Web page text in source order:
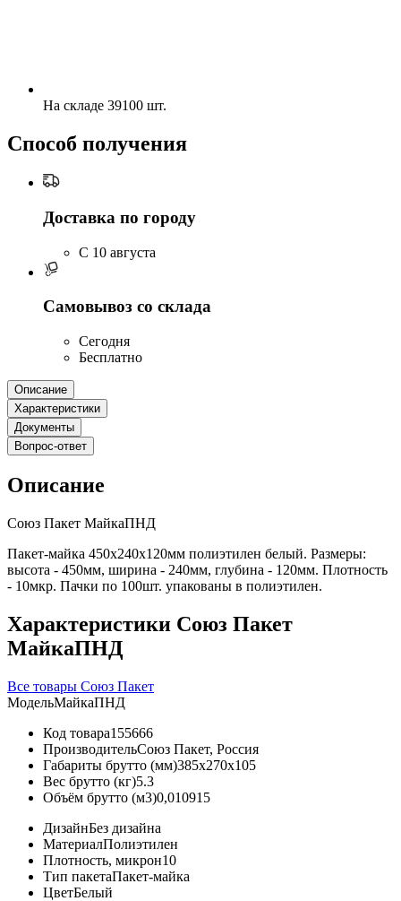
На складе 39100 шт.
Способ получения
Доставка по городу
C 10 августа
Самовывоз со склада
Сегодня
Бесплатно
Описание
Характеристики
Документы
Вопрос-ответ
Описание
Союз Пакет МайкаПНД
Пакет-майка 450х240х120мм полиэтилен белый. Размеры:
высота - 450мм, ширина - 240мм, глубина - 120мм. Плотность
- 10мкр. Пачки по 100шт. упакованы в полиэтилен.
Характеристики Союз Пакет
МайкаПНД
Все товары Союз Пакет
МодельМайкаПНД
Код товара155666
ПроизводительСоюз Пакет, Россия
Габариты брутто (мм)385x270x105
Вес брутто (кг)5.3
Объём брутто (м3)0,010915
ДизайнБез дизайна
МатериалПолиэтилен
Плотность, микрон10
Тип пакетаПакет-майка
ЦветБелый